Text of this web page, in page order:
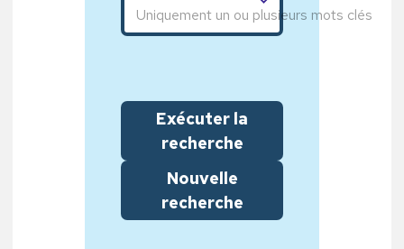
Exécuter la
recherche
Nouvelle
recherche